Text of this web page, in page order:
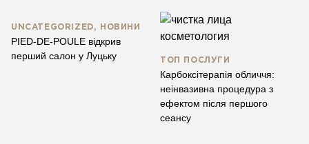
UNCATEGORIZED, НОВИНИ
PIED-DE-POULE відкрив
перший салон у Луцьку
ТОП ПОСЛУГИ
Карбоксітерапія обличчя:
неінвазивна процедура з
ефектом після першого
сеансу